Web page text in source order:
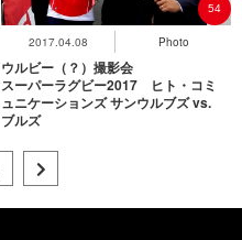
2017.04.08 Photo
54
ウルビー（？）撮影会
スーパーラグビー2017 ヒト・コミ
ュニケーションズ サンウルブズ vs.
ブルズ